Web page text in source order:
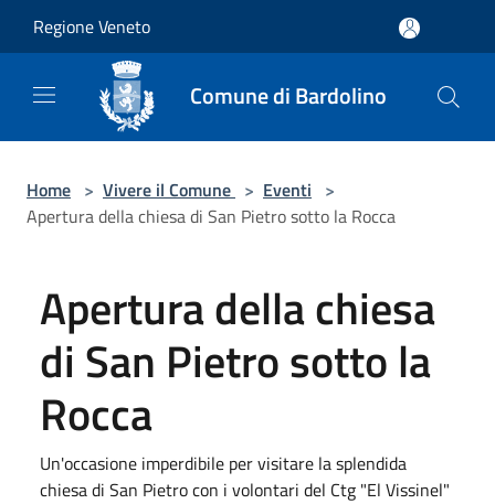
Regione Veneto
Comune di Bardolino
Home > Vivere il Comune > Eventi >
Apertura della chiesa di San Pietro sotto la Rocca
Apertura della chiesa
di San Pietro sotto la
Rocca
Un'occasione imperdibile per visitare la splendida
chiesa di San Pietro con i volontari del Ctg "El Vissinel"